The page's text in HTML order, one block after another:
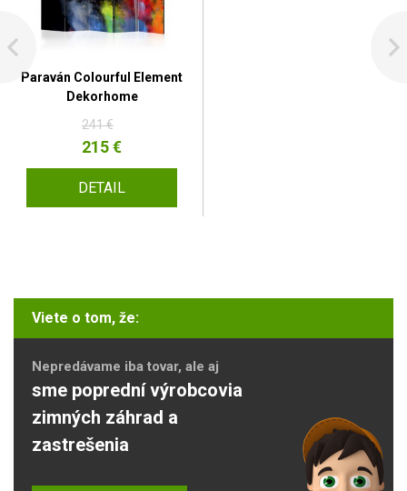
Paraván Colourful Element
Dekorhome
241 €
215 €
DETAIL
Viete o tom, že:
Nepredávame iba tovar, ale aj
sme poprední výrobcovia
zimných záhrad a
zastrešenia